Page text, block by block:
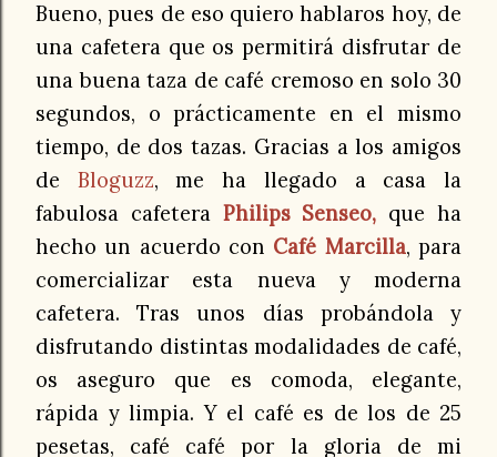
Bueno, pues de eso quiero hablaros hoy, de
una cafetera que os permitirá disfrutar de
una buena taza de café cremoso en solo 30
segundos, o prácticamente en el mismo
tiempo, de dos tazas. Gracias a los amigos
de Bloguzz, me ha llegado a casa la
fabulosa cafetera Philips Senseo, que ha
hecho un acuerdo con Café Marcilla, para
comercializar esta nueva y moderna
cafetera. Tras unos días probándola y
disfrutando distintas modalidades de café,
os aseguro que es comoda, elegante,
rápida y limpia. Y el café es de los de 25
pesetas, café café por la gloria de mi